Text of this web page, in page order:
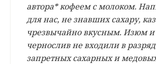
автора* кофеем с молоком.
для нас, не знавших сахару,
чрезвычайно вкусным. Изюм и
чернослив не входили в разряд
запретных сахарных и